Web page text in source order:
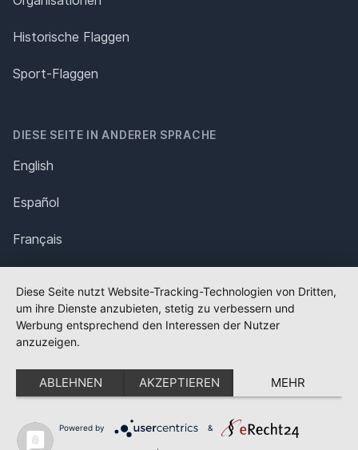
Historische Flaggen
Sport-Flaggen
DIESE SEITE IN ANDERER SPRACHE
English
Español
Français
Polska
Português
Nederlands
Svenska
Diese Seite nutzt Website-Tracking-Technologien von Dritten,
um ihre Dienste anzubieten, stetig zu verbessern und
Werbung entsprechend den Interessen der Nutzer
anzuzeigen.
ABLEHNEN AKZEPTIEREN MEHR
Powered by &